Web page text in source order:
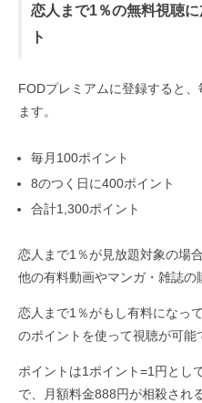
恋人まで1％の無料視聴
ト
FODプレミアムに登録すると
ます。
毎月100ポイント
8のつく日に400ポイント
合計1,300ポイント
恋人まで1％が見放題対象の場
他の有料動画やマンガ・雑誌の
恋人まで1％がもし有料になっ
のポイントを使って視聴が可能
ポイントは1ポイント=1円とし
で、月額料金888円が相殺され